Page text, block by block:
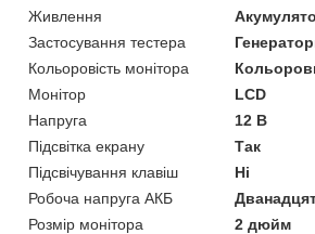
Живлення
Застосування тестера
Кольоровість монітора
Монітор
LCD
Напруга
12 В
Підсвітка екрану
Так
Підсвічування клавіш
Ні
Робоча напруга АКБ
Розмір монітора
2 дюйм